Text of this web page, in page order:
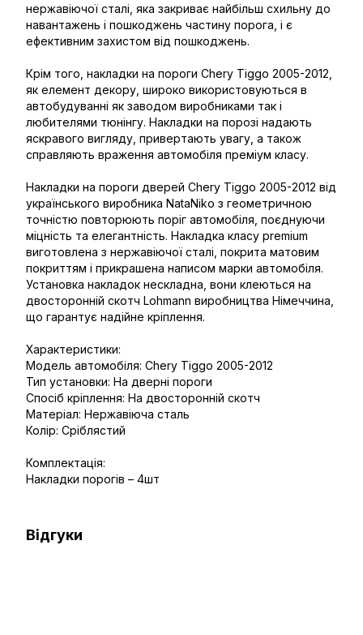
нержавіючої сталі, яка закриває найбільш схильну до
навантажень і пошкоджень частину порога, і є
ефективним захистом від пошкоджень.
Крім того, накладки на пороги Chery Tiggo 2005-2012,
як елемент декору, широко використовуються в
автобудуванні як заводом виробниками так і
любителями тюнінгу. Накладки на порозі надають
яскравого вигляду, привертають увагу, а також
справляють враження автомобіля преміум класу.
Накладки на пороги дверей Chery Tiggo 2005-2012 від
українського виробника NataNiko з геометричною
точністю повторюють поріг автомобіля, поєднуючи
міцність та елегантність. Накладка класу premium
виготовлена з нержавіючої сталі, покрита матовим
покриттям і прикрашена написом марки автомобіля.
Установка накладок нескладна, вони клеються на
двосторонній скотч Lohmann виробництва Німеччина,
що гарантує надійне кріплення.
Характеристики:
Модель автомобіля: Chery Tiggo 2005-2012
Тип установки: На дверні пороги
Спосіб кріплення: На двосторонній скотч
Матеріал: Нержавіюча сталь
Колір: Сріблястий
Комплектація:
Накладки порогів – 4шт
Відгуки